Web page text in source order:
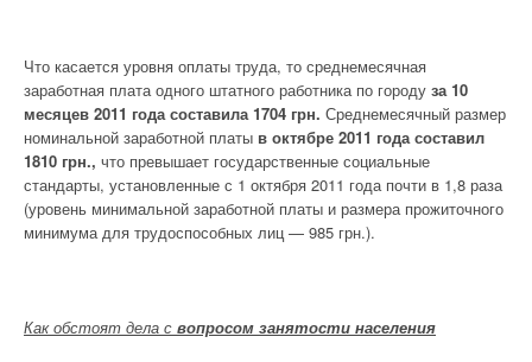
Что касается уровня оплаты труда, то среднемесячная
заработная плата одного штатного работника по городу за 10
месяцев 2011 года составила 1704 грн. Среднемесячный размер
номинальной заработной платы в октябре 2011 года составил
1810 грн., что превышает государственные социальные
стандарты, установленные с 1 октября 2011 года почти в 1,8 раза
(уровень минимальной заработной платы и размера прожиточного
минимума для трудоспособных лиц — 985 грн.).
Как обстоят дела с вопросом занятости населения